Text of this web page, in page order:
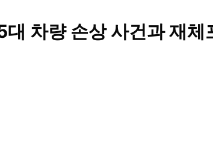
차량 손상 사건과 재체